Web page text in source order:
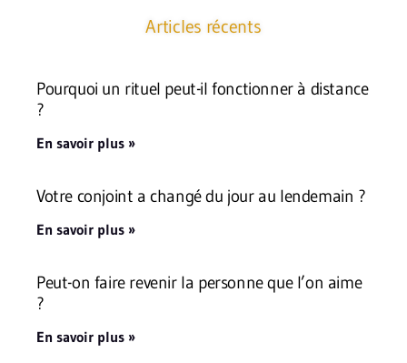
Articles récents
Pourquoi un rituel peut-il fonctionner à distance
?
En savoir plus »
Votre conjoint a changé du jour au lendemain ?
En savoir plus »
Peut-on faire revenir la personne que l’on aime
?
En savoir plus »